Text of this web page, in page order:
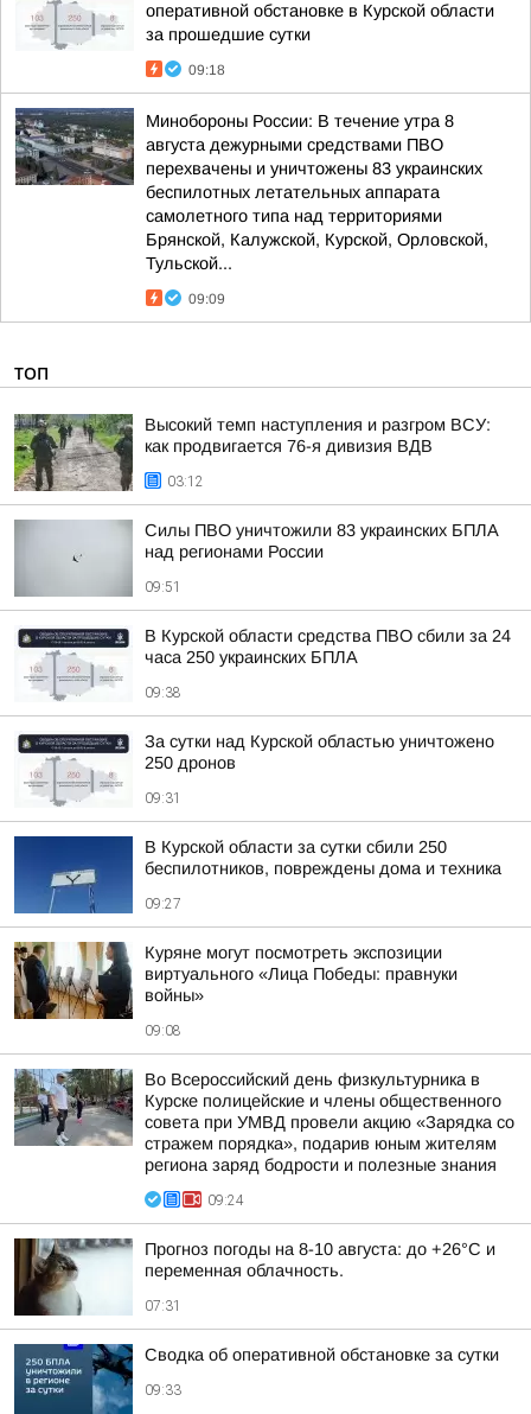
оперативной обстановке в Курской области
за прошедшие сутки
09:18
Минобороны России: В течение утра 8
августа дежурными средствами ПВО
перехвачены и уничтожены 83 украинских
беспилотных летательных аппарата
самолетного типа над территориями
Брянской, Калужской, Курской, Орловской,
Тульской...
09:09
ТОП
Высокий темп наступления и разгром ВСУ:
как продвигается 76-я дивизия ВДВ
03:12
Силы ПВО уничтожили 83 украинских БПЛА
над регионами России
09:51
В Курской области средства ПВО сбили за 24
часа 250 украинских БПЛА
09:38
За сутки над Курской областью уничтожено
250 дронов
09:31
В Курской области за сутки сбили 250
беспилотников, повреждены дома и техника
09:27
Куряне могут посмотреть экспозиции
виртуального «Лица Победы: правнуки
войны»
09:08
Во Всероссийский день физкультурника в
Курске полицейские и члены общественного
совета при УМВД провели акцию «Зарядка со
стражем порядка», подарив юным жителям
региона заряд бодрости и полезные знания
09:24
Прогноз погоды на 8-10 августа: до +26°C и
переменная облачность.
07:31
Сводка об оперативной обстановке за сутки
09:33